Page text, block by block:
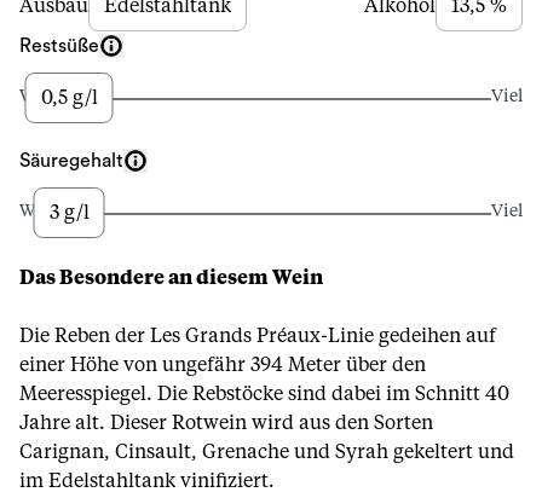
Ausbau Edelstahltank Alkohol 13,5 %
Restsüße
Wenig
0,5 g/l Viel
Säuregehalt
Wenig3 g/l Viel
Das Besondere an diesem Wein
Die Reben der Les Grands Préaux-Linie gedeihen auf
einer Höhe von ungefähr 394 Meter über den
Meeresspiegel. Die Rebstöcke sind dabei im Schnitt 40
Jahre alt. Dieser Rotwein wird aus den Sorten
Carignan, Cinsault, Grenache und Syrah gekeltert und
im Edelstahltank vinifiziert.